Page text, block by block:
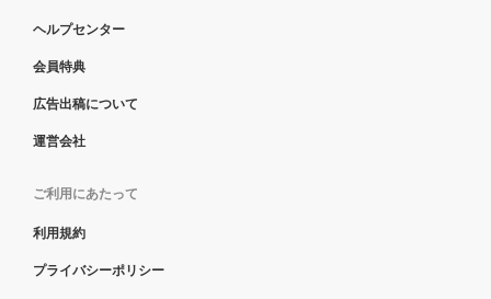
ヘルプセンター
会員特典
広告出稿について
運営会社
ご利用にあたって
利用規約
プライバシーポリシー